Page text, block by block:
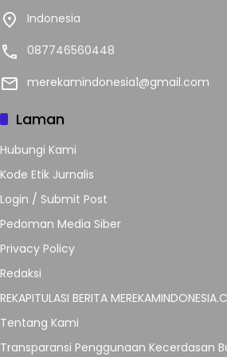
Indonesia
087746560448
merekamindonesia1@gmail.com
Laman
Hubungi Kami
Kode Etik Jurnalis
Login / Submit Post
Pedoman Media Siber
Privacy Policy
Redaksi
REKAPITULASI BERITA
Tentang Kami
Transparansi Penggunaan Kecerdasan